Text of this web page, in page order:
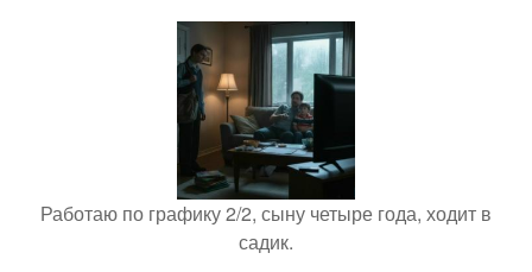
Работаю по графику 2/2, сыну четыре года, ходит в
садик.